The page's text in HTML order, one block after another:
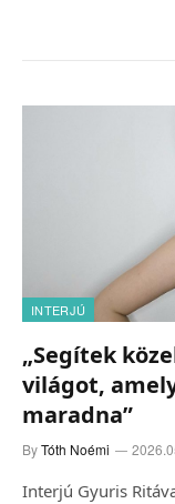
INTERJÚ
„Segítek
világot,
maradna”
ByTóth Noémi
Interjú Gyuris